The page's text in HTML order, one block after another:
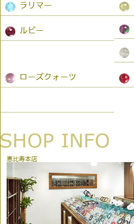
ラリマー
ルビー
ローズクォーツ
恵比寿本店